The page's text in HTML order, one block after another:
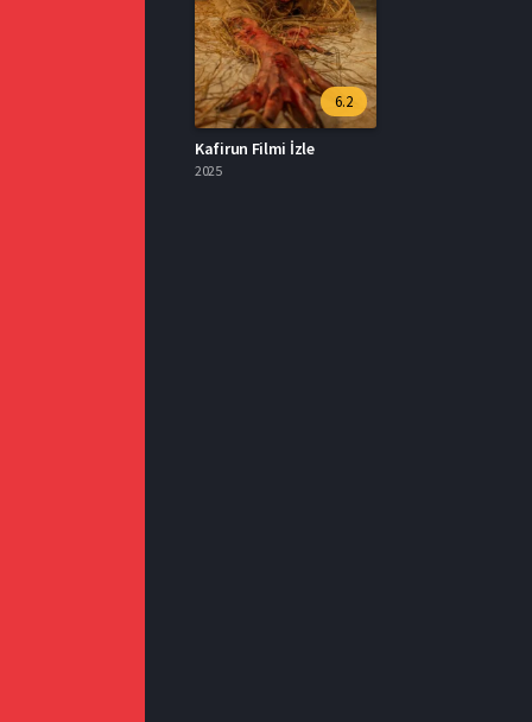
6.2
Kafirun Filmi İzle
2025